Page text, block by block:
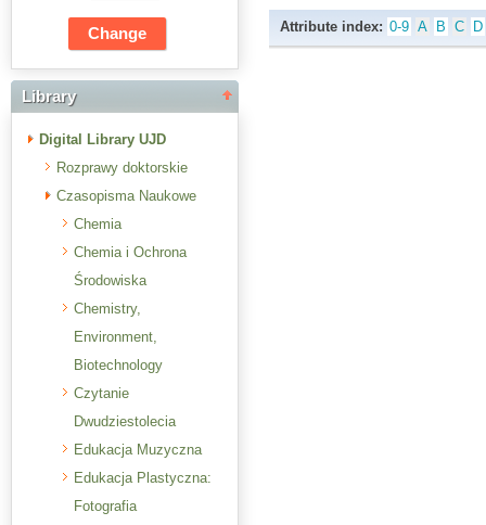
Library
Digital Library UJD
Rozprawy doktorskie
Czasopisma Naukowe
Chemia
Chemia i Ochrona
Środowiska
Chemistry,
Environment,
Biotechnology
Czytanie
Dwudziestolecia
Edukacja Muzyczna
Edukacja Plastyczna:
Fotografia
Attribute index: 0-9 A B C D